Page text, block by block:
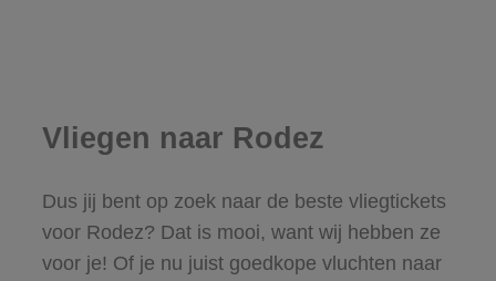
Vliegen naar Rodez
Dus jij bent op zoek naar de beste vliegtickets
voor Rodez? Dat is mooi, want wij hebben ze
voor je! Of je nu juist goedkope vluchten naar